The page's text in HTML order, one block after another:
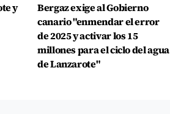
y
Bergaz exige al Gobierno
canario "enmendar el error
de 2025 y activar los 15
millones para el ciclo del agua
de Lanzarote"